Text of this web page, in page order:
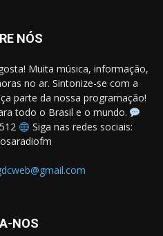
NÓS
Muita música, informação,
no ar. Sintonize-se com a
parte da nossa programação!
todo o Brasil e o mundo.
Siga nas redes sociais:
NOS